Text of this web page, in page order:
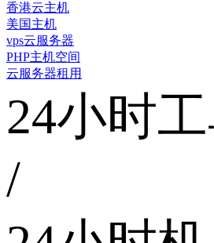
香港云主机
美国主机
vps云服务器
PHP主机空间
云服务器租用
24小时
/